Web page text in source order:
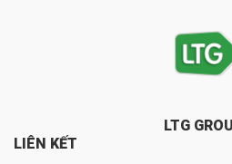
LTG
LIÊN KẾT